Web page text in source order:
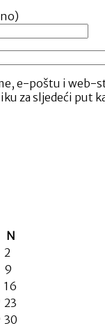
e-poštu i web-
za sljedeći put
N
2
9
16
23
30